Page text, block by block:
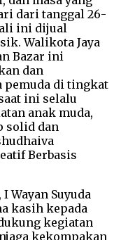
dari tanggal 26-
ini dijual
Walikota Jaya
Bazar ini
dan
pemuda di tingkat
ini selalu
anak muda,
solid dan
Berbasis
Wayan Suyuda
kasih kepada
kegiatan
kekompakan